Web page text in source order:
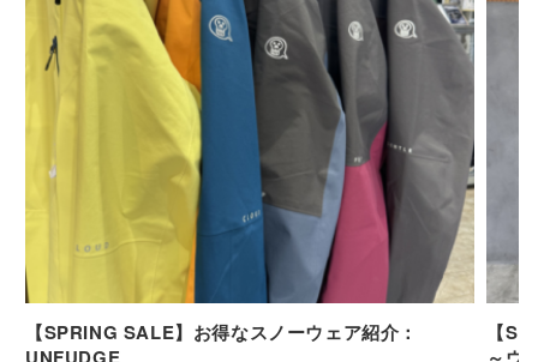
【SPRING SALE】お得なスノーウェア紹介：
【